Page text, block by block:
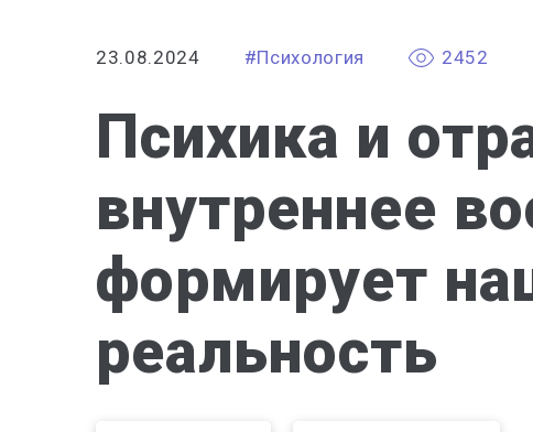
23.08.2024 #Психология 2452
Психика и
внутреннее
формирует
реальность